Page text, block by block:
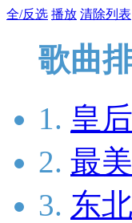
全/反选 播放 清除列表
歌曲
1. 皇
2. 最
3. 东